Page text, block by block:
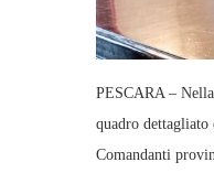
PESCARA –
quadro dettagliato
Comandanti